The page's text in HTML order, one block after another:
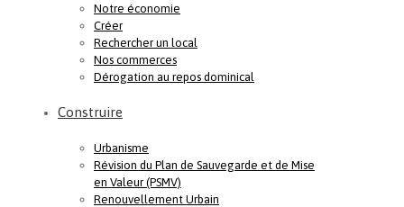
Notre économie
Créer
Rechercher un local
Nos commerces
Dérogation au repos dominical
Construire
Urbanisme
Révision du Plan de Sauvegarde et de Mise
en Valeur (PSMV)
Renouvellement Urbain